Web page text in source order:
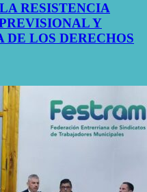
RESISTENCIA
Y
LOS DERECHOS